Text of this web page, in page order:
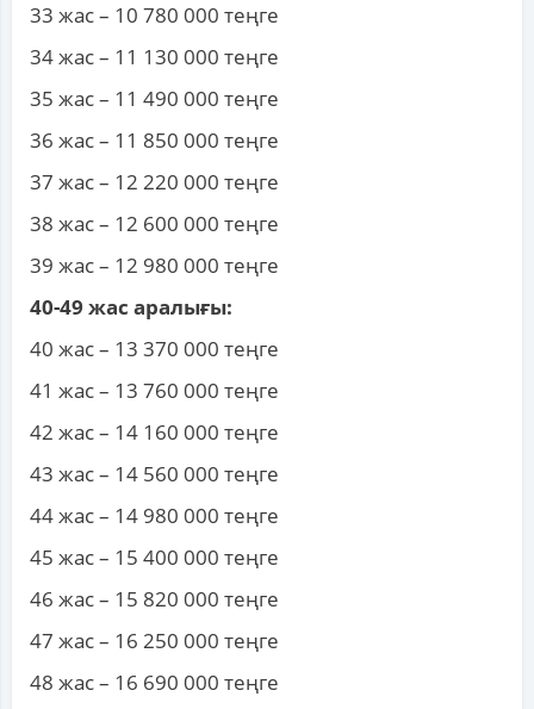
33 жас – 10 780 000 теңге
34 жас – 11 130 000 теңге
35 жас – 11 490 000 теңге
36 жас – 11 850 000 теңге
37 жас – 12 220 000 теңге
38 жас – 12 600 000 теңге
39 жас – 12 980 000 теңге
40-49 жас аралығы:
40 жас – 13 370 000 теңге
41 жас – 13 760 000 теңге
42 жас – 14 160 000 теңге
43 жас – 14 560 000 теңге
44 жас – 14 980 000 теңге
45 жас – 15 400 000 теңге
46 жас – 15 820 000 теңге
47 жас – 16 250 000 теңге
48 жас – 16 690 000 теңге